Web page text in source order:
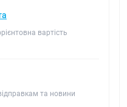
вартість
та новини